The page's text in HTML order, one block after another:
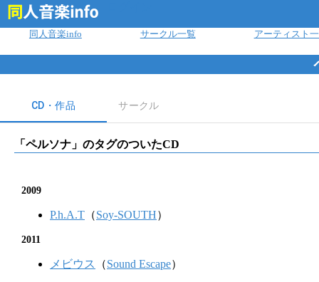
同人音楽info サークル一覧 アーティスト
CD・作品 サークル
「 ペルソナ 」のタグのついたCD
2009
P.h.A.T （Soy-SOUTH）
2011
メビウス （Sound Escape）